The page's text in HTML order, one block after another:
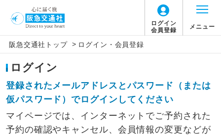
ログイン
会員登録
メニュー
阪急交通社トップ > ログイン・会員登録
ログイン
登録されたメールアドレスとパスワード（または
仮パスワード）でログインしてください
マイページでは、インターネットでご予約された
予約の確認やキャンセル、会員情報の変更などが